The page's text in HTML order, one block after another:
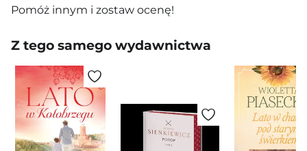
Pomóż innym i zostaw ocenę!
Z tego samego wydawnictwa